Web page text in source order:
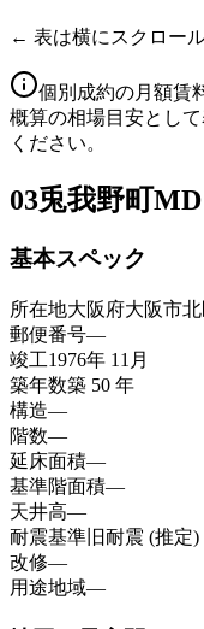
← 表は横にスクロー
個別成約の月額賃
概算の相場目安とし
ください。
03兎我野町
基本スペック
所在地大阪府大阪市
郵便番号—
竣工1976年 11月
築年数築 50 年
構造—
階数—
延床面積—
基準階面積—
天井高—
耐震基準 旧耐震 (推定)
改修—
用途地域—